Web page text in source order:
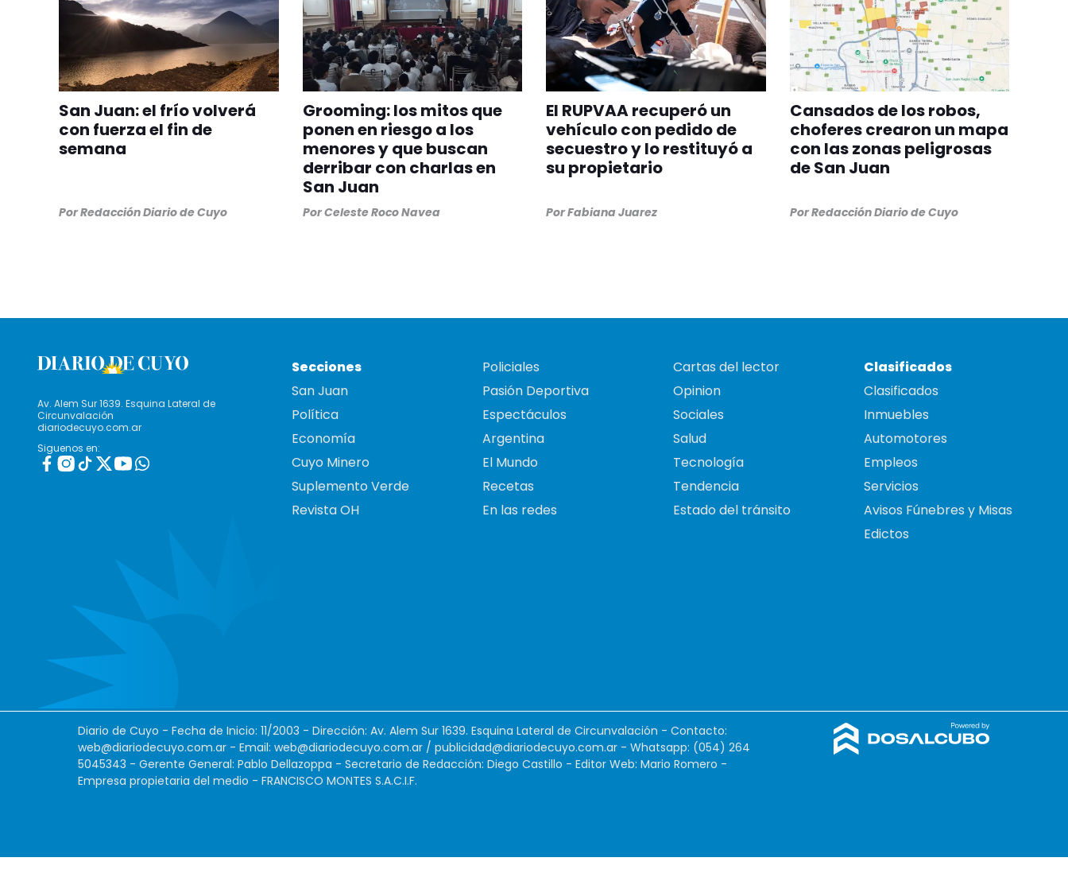
San Juan: el frío volverá
con fuerza el fin de
semana
PorRedacción Diario de Cuyo
Grooming: los mitos que
ponen en riesgo a los
menores y que buscan
derribar con charlas en
San Juan
PorCeleste Roco Navea
El RUPVAA recuperó un
vehículo con pedido de
secuestro y lo restituyó a
su propietario
PorFabiana Juarez
Cansados de los robos,
choferes crearon un mapa
con las zonas peligrosas
de San Juan
PorRedacción Diario de Cuyo
Av. Alem Sur 1639. Esquina Lateral de
Circunvalación
diariodecuyo.com.ar
Siguenos en:
Secciones
San Juan
Política
Economía
Cuyo Minero
Suplemento Verde
Revista OH
Policiales
Pasión Deportiva
Espectáculos
Argentina
El Mundo
Recetas
En las redes
Cartas del lector
Opinion
Sociales
Salud
Tecnología
Tendencia
Estado del tránsito
Clasificados
Clasificados
Inmuebles
Automotores
Empleos
Servicios
Avisos Fúnebres y Misas
Edictos
Diario de Cuyo - Fecha de Inicio: 11/2003 - Dirección: Av. Alem Sur 1639. Esquina Lateral de Circunvalación - Contacto:
web@diariodecuyo.com.ar - Email: web@diariodecuyo.com.ar / publicidad@diariodecuyo.com.ar - Whatsapp: (054) 264
5045343 - Gerente General: Pablo Dellazoppa - Secretario de Redacción: Diego Castillo - Editor Web: Mario Romero -
Empresa propietaria del medio - FRANCISCO MONTES S.A.C.I.F.